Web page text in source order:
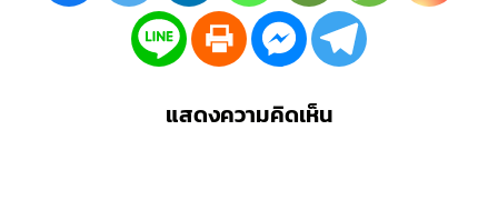
แสดงความคิดเห็น